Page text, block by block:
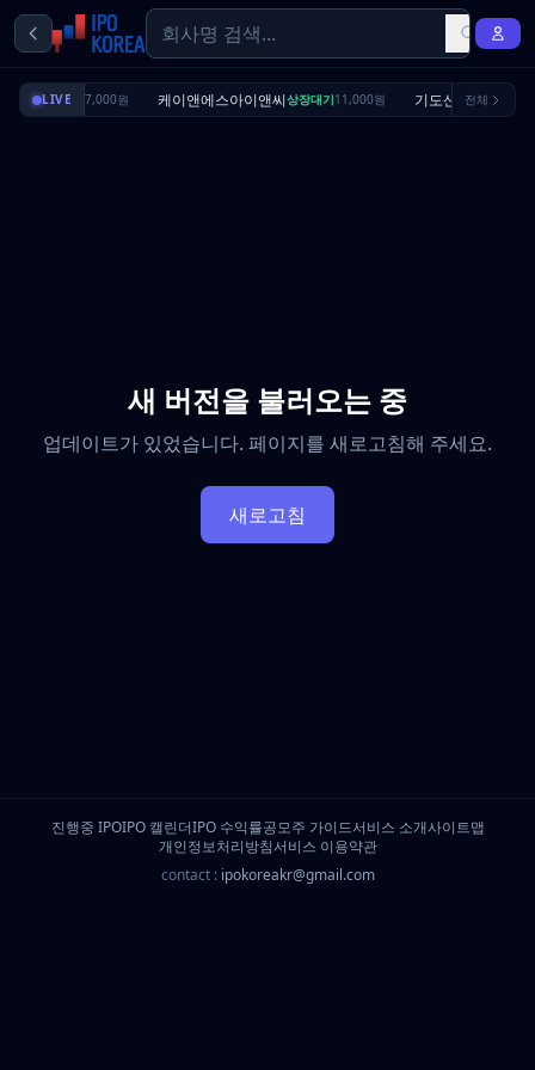
LIVE
셔스상장대기 7,000원 케이앤에스아이앤씨상장대기11,000원 기도산업수요예측완
전체
새 버전을 불러오는 중
업데이트가 있었습니다. 페이지를 새로고침해 주세요.
새로고침
진행중 IPOIPO 캘린더IPO 수익률공모주 가이드서비스 소개사이트맵
개인정보처리방침서비스 이용약관
contact : ipokoreakr@gmail.com